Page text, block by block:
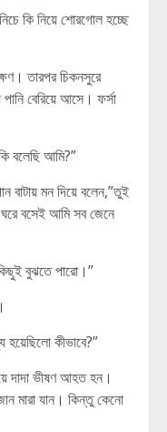
কি নিয়ে শোরগোল হচ্ছে
তারপর চিকনসুরে
বেরিয়ে আসে। ফর্সা
বলেছি আমি?”
বাটায় মন দিয়ে বলেন,”তুই
বসেই আমি সব জেনে
বুঝতে পারো।”
হয়েছিলো কীভাবে?”
দাদা ভীষণ আহত হন।
মারা যান। কিন্তু কেনো